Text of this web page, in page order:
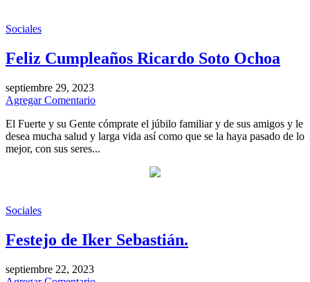
Sociales
Feliz Cumpleaños Ricardo Soto Ochoa
septiembre 29, 2023
Agregar Comentario
El Fuerte y su Gente cómprate el júbilo familiar y de sus amigos y le
desea mucha salud y larga vida así como que se la haya pasado de lo
mejor, con sus seres...
Sociales
Festejo de Iker Sebastián.
septiembre 22, 2023